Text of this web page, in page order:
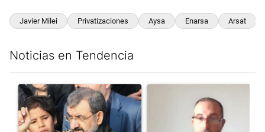
Javier Milei Privatizaciones Aysa Enarsa Arsat
Noticias en Tendencia
Un artículo de tendencia con el título "Irán nombró al ideólogo